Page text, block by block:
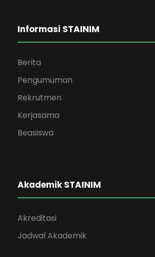
Informasi STAINIM
Berita
Pengumuman
Rekrutmen
Kerjasama
Beasiswa
Akademik STAINIM
Akreditasi
Jadwal Akademik